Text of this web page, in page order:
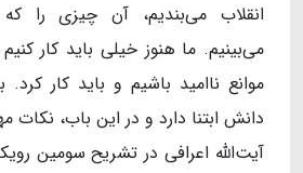
انقلاب می‌بندیم، آن چیزی را که
می‌بینیم. ما هنوز خیلی باید کار کنیم
موانع ناامید باشیم و باید کار
دانش ابتنا دارد و در این باب،
آیت‌الله اعرافی در تشریح سومین